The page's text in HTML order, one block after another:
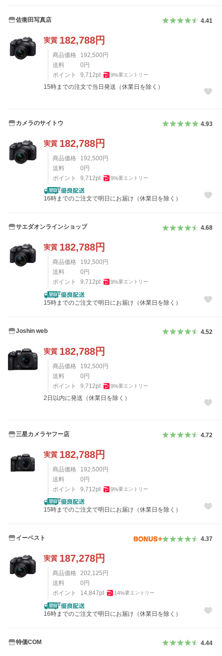
佐衛田写真店 4.41
実質 182,788円
商品価格 192,500円
送料
0円
ポイント
9,712pt 9%要エントリー
15時までの注文で当日発送（休業日を除く）
カメラのサイトウ 4.93
実質 182,788円
商品価格 192,500円
送料
0円
ポイント
9,712pt 9%要エントリー
16時までのご注文で明日にお届け（休業日を除く）
サエダオンラインショップ 4.68
実質 182,788円
商品価格 192,500 円
送料
0 円
ポイント
9,712pt 9%要エントリー
15時までのご注文で明日にお届け（休業日を除く）
Joshin web 4.52
実質 182,788円
商品価格 192,500円
送料
0円
ポイント
9,712pt 9%要エントリー
2日以内に発送（休業日を除く）
三星カメラヤフー店 4.72
実質 182,788円
商品価格 192,500円
送料
0円
ポイント
9,712pt 9%要エントリー
15時までのご注文で明日にお届け（休業日を除く）
イーベスト 4.37
実質 187,278円
商品価格 202,125 円
送料
0 円
ポイント
14,847pt 14%要エントリー
16時までのご注文で明日にお届け（休業日を除く）
特価COM 4.44